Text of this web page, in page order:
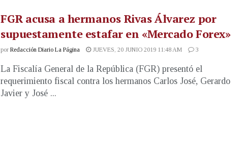
FGR acusa a hermanos Rivas Álvarez por
supuestamente estafar en «Mercado Forex»
por Redacción Diario La Página JUEVES, 20 JUNIO 2019 11:48 AM 3
La Fiscalía General de la República (FGR) presentó el
requerimiento fiscal contra los hermanos Carlos José, Gerardo
Javier y José ...